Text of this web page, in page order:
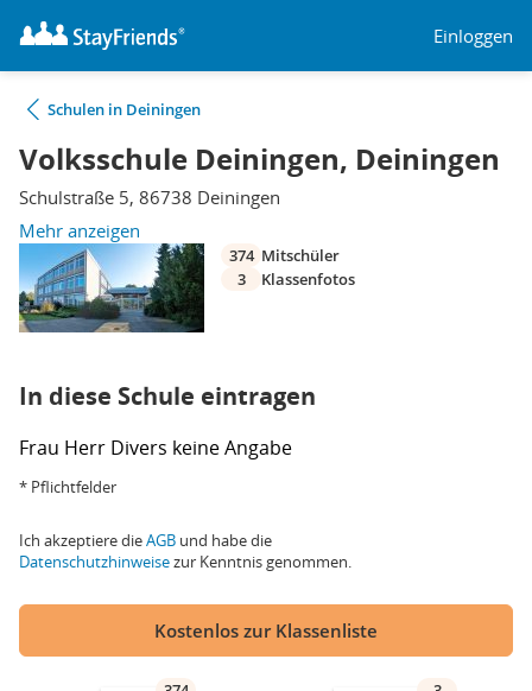
Einloggen
Schulen in Deiningen
Volksschule Deiningen, Deiningen
Schulstraße 5, 86738 Deiningen
Mehr anzeigen
374 Mitschüler
3
Klassenfotos
In diese Schule eintragen
Frau Herr Divers keine Angabe
* Pflichtfelder
Ich akzeptiere dieAGB und habe die
Datenschutzhinweisezur Kenntnis genommen.
Kostenlos zur Klassenliste